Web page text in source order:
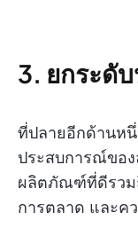
3. ยกระดั
ที่ปลายอีกด้านห
ประสบการณ์ของ
ผลิตภัณฑ์ที่ดีรวม
การตลาด และค